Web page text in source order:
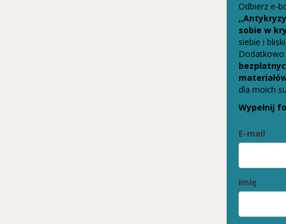
Odbierz e-
sobie w
siebie i
dla moich
Wypełnij
E-mail
Imię